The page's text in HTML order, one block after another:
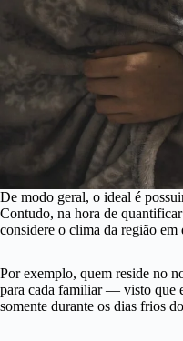
De modo geral, o ideal é
Contudo, na hora de quantificar
considere o clima da região em
Por exemplo, quem reside no
para cada familiar — visto que
somente durante os dias frios